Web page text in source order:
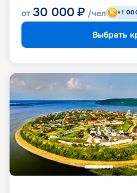
от 30 000 ₽ /чел +1
Выбрать